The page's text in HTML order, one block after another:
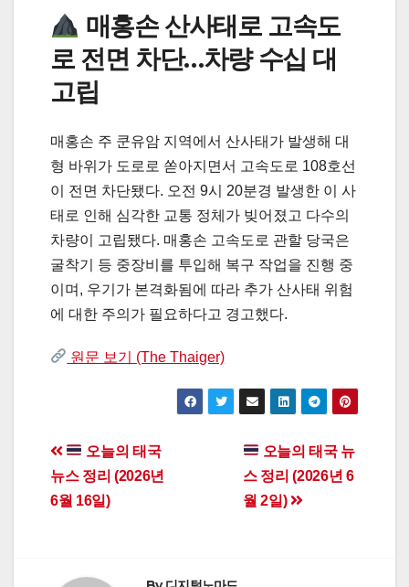
매홍손 산사태로 고속도
로 전면 차단…차량 수십 대
고립
매홍손 주 쿤유암 지역에서 산사태가 발생해 대
형 바위가 도로로 쏟아지면서 고속도로 108호선
이 전면 차단됐다. 오전 9시 20분경 발생한 이 사
태로 인해 심각한 교통 정체가 빚어졌고 다수의
차량이 고립됐다. 매홍손 고속도로 관할 당국은
굴착기 등 중장비를 투입해 복구 작업을 진행 중
이며, 우기가 본격화됨에 따라 추가 산사태 위험
에 대한 주의가 필요하다고 경고했다.
원문 보기 (The Thaiger)
Post
navigation
오늘의 태국 뉴
스 정리 (2026년 6
월 2일)
오늘의 태국
뉴스 정리 (2026년
6월 16일)